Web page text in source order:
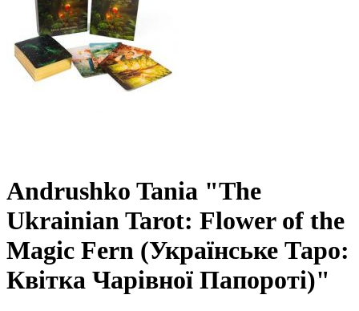
Andrushko Tania "The
Ukrainian Tarot: Flower of the
Magic Fern (Українське Таро:
Квітка Чарівної Папороті)"